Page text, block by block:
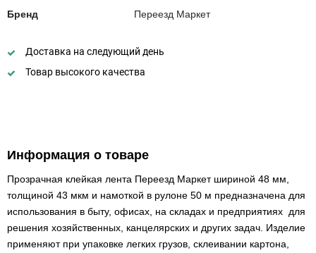
Бренд
Переезд Маркет
Доставка на следующий день
Товар высокого качества
Информация о товаре
Прозрачная клейкая лента Переезд Маркет шириной 48 мм,
толщиной 43 мкм и намоткой в рулоне 50 м предназначена для
использования в быту, офисах, на складах и предприятиях для
решения хозяйственных, канцелярских и других задач. Изделие
применяют при упаковке легких грузов, склеивании картона,